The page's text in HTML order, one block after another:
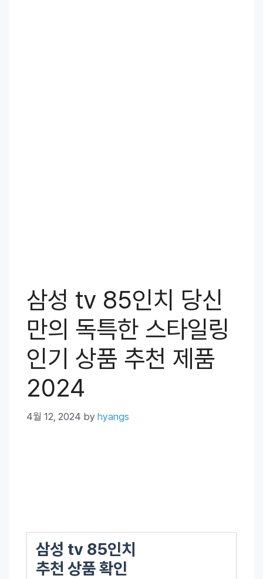
삼성 tv 85인치 당신
만의 독특한 스타일링
인기 상품 추천 제품
2024
4월 12, 2024 by hyangs
삼성 tv 85인치
추천 상품 확인